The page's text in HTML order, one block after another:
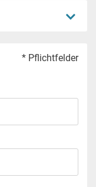
* Pflichtfelder